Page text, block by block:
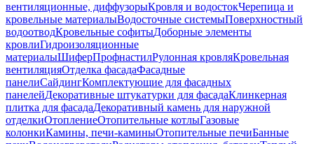
вентиляционные, диффузорыКровля и водостокЧерепица и
кровельные материалыВодосточные системыПоверхностный
водоотводКровельные софитыДоборные элементы
кровлиГидроизоляционные
материалыШиферПрофнастилРулонная кровляКровельная
вентиляцияОтделка фасадаФасадные
панелиСайдингКомплектующие для фасадных
панелейДекоративные штукатурки для фасадаКлинкерная
плитка для фасадаДекоративный камень для наружной
отделкиОтоплениеОтопительные котлыГазовые
колонкиКамины, печи-каминыОтопительные печиБанные